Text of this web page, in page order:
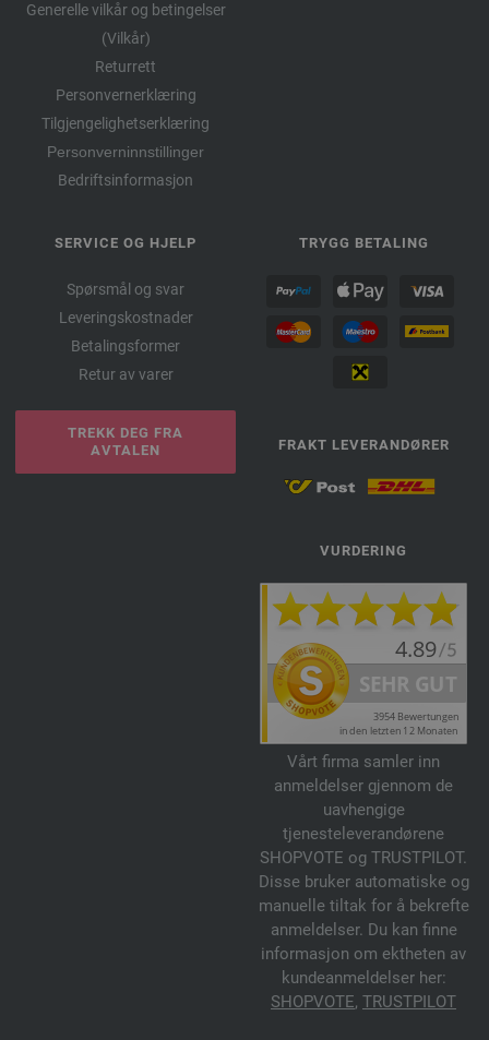
Generelle vilkår og betingelser
(Vilkår)
Returrett
Personvernerklæring
Tilgjengelighetserklæring
Personverninnstillinger
Bedriftsinformasjon
SERVICE OG HJELP
Spørsmål og svar
Leveringskostnader
Betalingsformer
Retur av varer
TREKK DEG FRA
AVTALEN
TRYGG BETALING
FRAKT LEVERANDØRER
VURDERING
Vårt firma samler inn
anmeldelser gjennom de
uavhengige
tjenesteleverandørene
SHOPVOTE og TRUSTPILOT.
Disse bruker automatiske og
manuelle tiltak for å bekrefte
anmeldelser. Du kan finne
informasjon om ektheten av
kundeanmeldelser her:
SHOPVOTE, TRUSTPILOT